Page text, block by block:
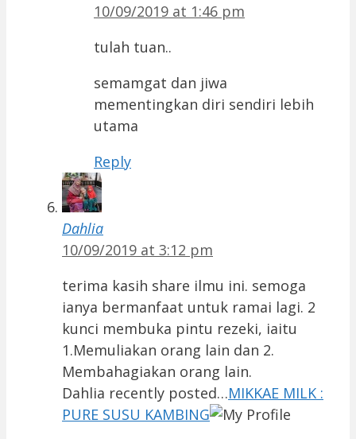
10/09/2019 at 1:46 pm
tulah tuan..
semamgat dan jiwa
mementingkan diri sendiri lebih
utama
Reply
Dahlia
10/09/2019 at 3:12 pm
terima kasih share ilmu ini. semoga
ianya bermanfaat untuk ramai lagi. 2
kunci membuka pintu rezeki, iaitu
1.Memuliakan orang lain dan 2.
Membahagiakan orang lain.
Dahlia recently posted…MIKKAE MILK :
PURE SUSU KAMBING